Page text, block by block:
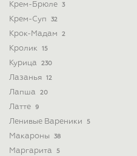
Крем-Брюле 3
Крем-Суп 32
Крок-Мадам 2
Кролик 15
Курица 230
Лазанья 12
Лапша 20
Латте 9
Ленивые Вареники 5
Макароны 38
Маргарита 5